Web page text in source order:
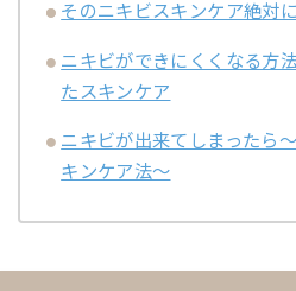
そのニキビスキンケア絶対
ニキビができにくくなる方
たスキンケア
ニキビが出来てしまったら
キンケア法～